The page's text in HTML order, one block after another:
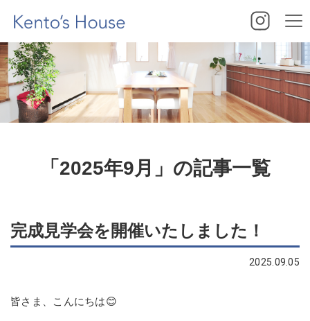
「2025年9月」の記事一覧
完成見学会を開催いたしました！
2025.09.05
皆さま、こんにちは😊